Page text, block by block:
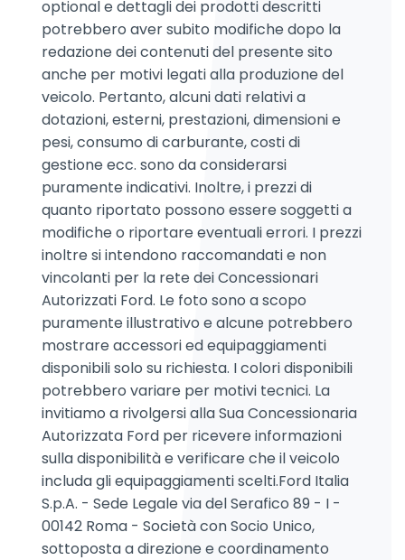
optional e dettagli dei prodotti descritti
potrebbero aver subito modifiche dopo la
redazione dei contenuti del presente sito
anche per motivi legati alla produzione del
veicolo. Pertanto, alcuni dati relativi a
dotazioni, esterni, prestazioni, dimensioni e
pesi, consumo di carburante, costi di
gestione ecc. sono da considerarsi
puramente indicativi. Inoltre, i prezzi di
quanto riportato possono essere soggetti a
modifiche o riportare eventuali errori. I prezzi
inoltre si intendono raccomandati e non
vincolanti per la rete dei Concessionari
Autorizzati Ford. Le foto sono a scopo
puramente illustrativo e alcune potrebbero
mostrare accessori ed equipaggiamenti
disponibili solo su richiesta. I colori disponibili
potrebbero variare per motivi tecnici. La
invitiamo a rivolgersi alla Sua Concessionaria
Autorizzata Ford per ricevere informazioni
sulla disponibilità e verificare che il veicolo
includa gli equipaggiamenti scelti.Ford Italia
S.p.A. - Sede Legale via del Serafico 89 - I -
00142 Roma - Società con Socio Unico,
sottoposta a direzione e coordinamento